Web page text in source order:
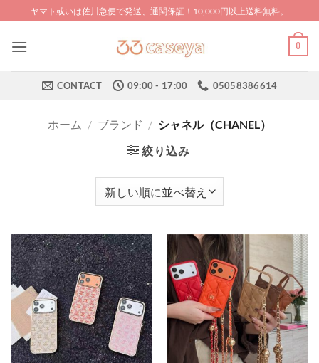
to
content
ヤマト或いは佐川急便で発送、通関保証！10,000円以上送料無料。
0
CONTACT 09:00 - 17:00 05058386614
ホーム / ブランド / シャネル（CHANEL）
絞り込み